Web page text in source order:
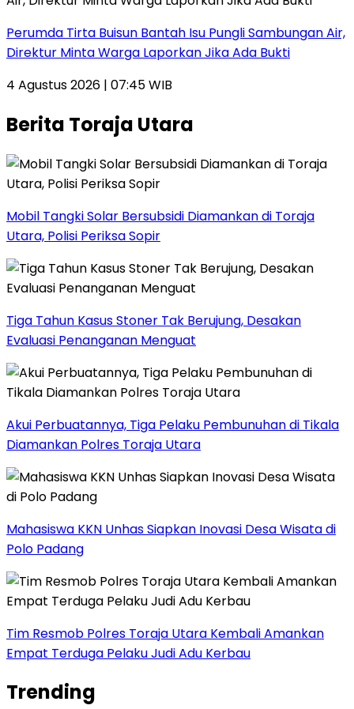
Perumda Tirta Buisun Bantah Isu Pungli Sambungan Air,
Direktur Minta Warga Laporkan Jika Ada Bukti
4 Agustus 2026 | 07:45 WIB
Berita Toraja Utara
Mobil Tangki Solar Bersubsidi Diamankan di Toraja
Utara, Polisi Periksa Sopir
Tiga Tahun Kasus Stoner Tak Berujung, Desakan
Evaluasi Penanganan Menguat
Akui Perbuatannya, Tiga Pelaku Pembunuhan di Tikala
Diamankan Polres Toraja Utara
Mahasiswa KKN Unhas Siapkan Inovasi Desa Wisata di
Polo Padang
Tim Resmob Polres Toraja Utara Kembali Amankan
Empat Terduga Pelaku Judi Adu Kerbau
Trending